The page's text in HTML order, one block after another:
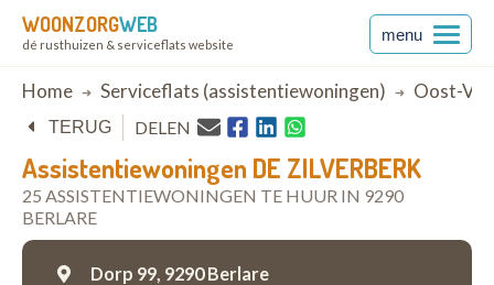
WOONZORGWEB
dé rusthuizen & serviceflats website
menu
Breadcrumb
Home Serviceflats (assistentiewoningen) Oost-
Assistentiewoningen DE ZILVERBERK
25 ASSISTENTIEWONINGEN TE HUUR IN 9290
BERLARE
TERUG DELEN
Dorp 99, 9290 Berlare